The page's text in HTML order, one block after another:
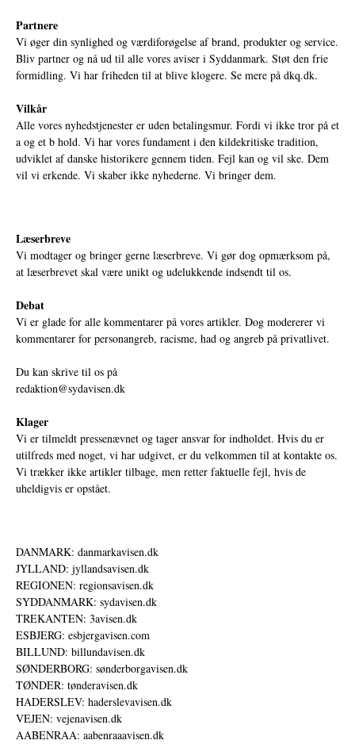
Partnere
Vi øger din synlighed og værdiforøgelse af brand, produkter og service.
Bliv partner og nå ud til alle vores aviser i Syddanmark. Støt den frie
formidling. Vi har friheden til at blive klogere. Se mere på dkq.dk.
Vilkår
Alle vores nyhedstjenester er uden betalingsmur. Fordi vi ikke tror på et
a og et b hold. Vi har vores fundament i den kildekritiske tradition,
udviklet af danske historikere gennem tiden. Fejl kan og vil ske. Dem
vil vi erkende. Vi skaber ikke nyhederne. Vi bringer dem.
Læserbreve
Vi modtager og bringer gerne læserbreve. Vi gør dog opmærksom på,
at læserbrevet skal være unikt og udelukkende indsendt til os.
Debat
Vi er glade for alle kommentarer på vores artikler. Dog modererer vi
kommentarer for personangreb, racisme, had og angreb på privatlivet.
Du kan skrive til os på
redaktion@sydavisen.dk
Klager
Vi er tilmeldt pressenævnet og tager ansvar for indholdet. Hvis du er
utilfreds med noget, vi har udgivet, er du velkommen til at kontakte os.
Vi trækker ikke artikler tilbage, men retter faktuelle fejl, hvis de
uheldigvis er opstået.
DANMARK: danmarkavisen.dk
JYLLAND: jyllandsavisen.dk
REGIONEN: regionsavisen.dk
SYDDANMARK: sydavisen.dk
TREKANTEN: 3avisen.dk
ESBJERG: esbjergavisen.com
BILLUND: billundavisen.dk
SØNDERBORG: sønderborgavisen.dk
TØNDER: tønderavisen.dk
HADERSLEV: haderslevavisen.dk
VEJEN: vejenavisen.dk
AABENRAA: aabenraaavisen.dk